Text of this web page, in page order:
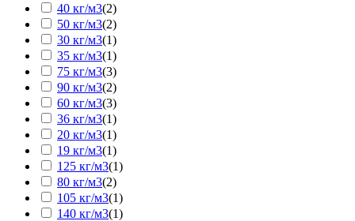
40 кг/м3(2)
50 кг/м3(2)
30 кг/м3(1)
35 кг/м3(1)
75 кг/м3(3)
90 кг/м3(2)
60 кг/м3(3)
36 кг/м3(1)
20 кг/м3(1)
19 кг/м3(1)
125 кг/м3(1)
80 кг/м3(2)
105 кг/м3(1)
140 кг/м3(1)